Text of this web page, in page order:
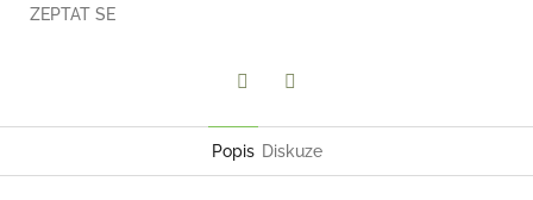
ZEPTAT SE
Popis Diskuze